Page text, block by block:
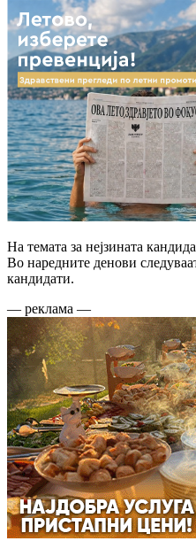
На темата за нејзината
Во наредните денови
кандидати.
— реклама —